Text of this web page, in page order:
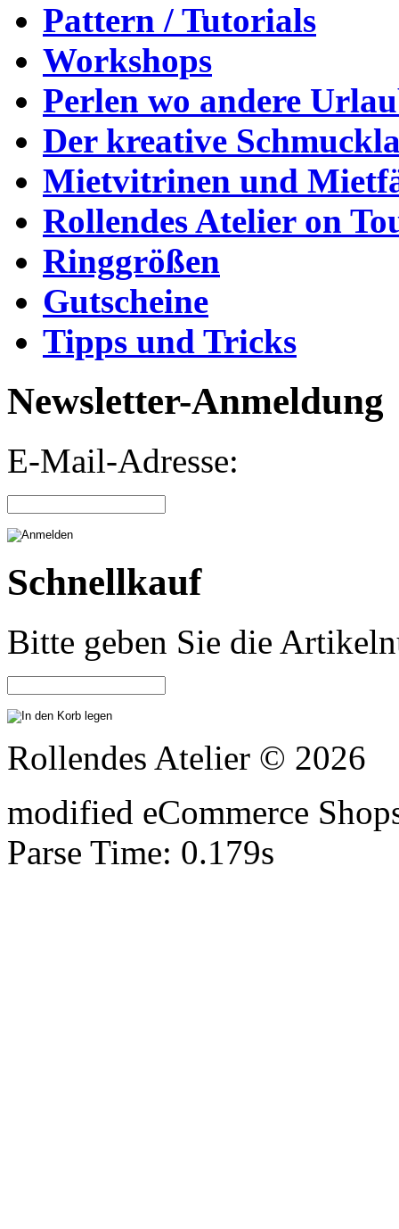
Pattern / Tutorials
Workshops
Perlen wo andere
Der kreative
Mietvitrinen und
Rollendes Atelier on
Ringgrößen
Gutscheine
Tipps und Tricks
Newsletter-Anmeldung
E-Mail-Adresse:
Schnellkauf
Bitte geben Sie die
Rollendes Atelier © 2026
modified eCommerce
Parse Time: 0.179s